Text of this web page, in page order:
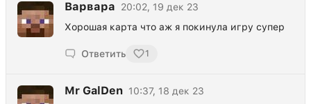
Варвара
20:02, 19 дек 23
Хорошая карта что аж я покинула игру супер
Ответить 1
Mr GalDen 10:37, 18 дек 23